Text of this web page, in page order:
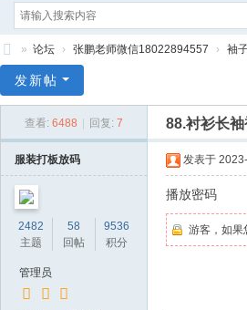
本
» 论坛 › 张鹏老师微信18022894557 › 袖
发新帖
查看: 6488 回复: 7 88.衬衫长
服装打板放码
2482
主题
58
回帖
9536
积分
管理员
发表于
播放密码
游客，如果